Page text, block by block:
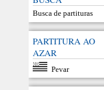
Busca de partituras
PARTITURA AO
AZAR
Pevar